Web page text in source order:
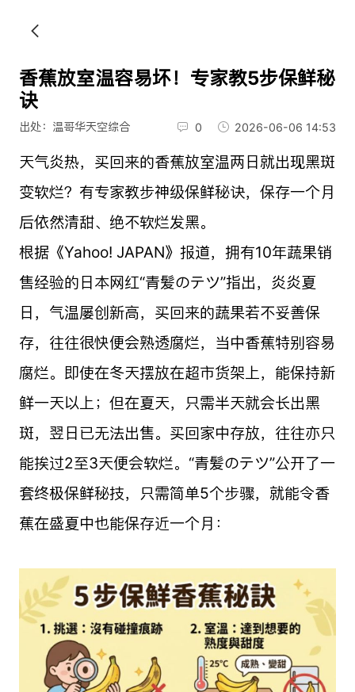
香蕉放室温容易坏！专家教5步保鲜秘
诀
出处：温哥华天空综合 0 2026-06-06 14:53
天气炎热，买回来的香蕉放室温两日就出现黑斑
变软烂？有专家教步神级保鲜秘诀，保存一个月
后依然清甜、绝不软烂发黑。
根据《Yahoo! JAPAN》报道，拥有10年蔬果销
售经验的日本网红“青髪のテツ”指出，炎炎夏
日，气温屡创新高，买回来的蔬果若不妥善保
存，往往很快便会熟透腐烂，当中香蕉特别容易
腐烂。即使在冬天摆放在超市货架上，能保持新
鲜一天以上；但在夏天，只需半天就会长出黑
斑，翌日已无法出售。买回家中存放，往往亦只
能挨过2至3天便会软烂。“青髪のテツ”公开了一
套终极保鲜秘技，只需简单5个步骤，就能令香
蕉在盛夏中也能保存近一个月：